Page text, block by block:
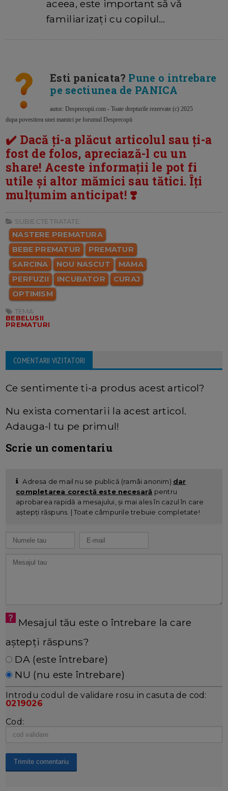
aceea, este important să vă
familiarizați cu copilul…
Esti panicata? Pune o intrebare
pe sectiunea de PANICA
autor: Desprecopii.com - Toate drepturile rezervate (c) 2025
dupa povestirea unei mamici pe forumul Desprecopii
✔️ Dacă ți-a plăcut articolul sau ți-a
fost de folos, apreciază-l cu un
share! Aceste informații le pot fi
utile și altor mămici sau tătici. Îți
mulțumim anticipat! ❣️
SUBIECTE TRATATE:
NASTERE PREMATURA
BEBE PREMATUR
PREMATUR
SARCINA
NOU NASCUT
MAMA
PERFUZII
INCUBATOR
CURAJ
OPTIMISM
TEMA:
BEBELUSII
PREMATURI
COMENTARII VIZITATORI
Ce sentimente ti-a produs acest articol?
Nu exista comentarii la acest articol.
Adauga-l tu pe primul!
Scrie un comentariu
Adresa de mail nu se publică (ramâi anonim) dar
completarea corectă este necesară pentru
aprobarea rapidă a mesajului, și mai ales în cazul în care
aștepți răspuns. | Toate câmpurile trebuie completate!
Mesajul tău este o întrebare la care
aștepți răspuns?
DA (este întrebare)
NU (nu este întrebare)
Introdu codul de validare rosu in casuta de cod:
0219026
Cod: